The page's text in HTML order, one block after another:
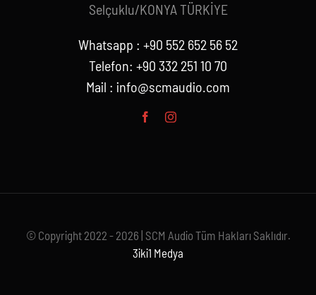
Selçuklu/KONYA TÜRKİYE
Whatsapp : +90 552 652 56 52
Telefon: +90 332 251 10 70
Mail : info@scmaudio.com
© Copyright 2022 - 2026 | SCM Audio Tüm Hakları Saklıdır.
3iki1 Medya